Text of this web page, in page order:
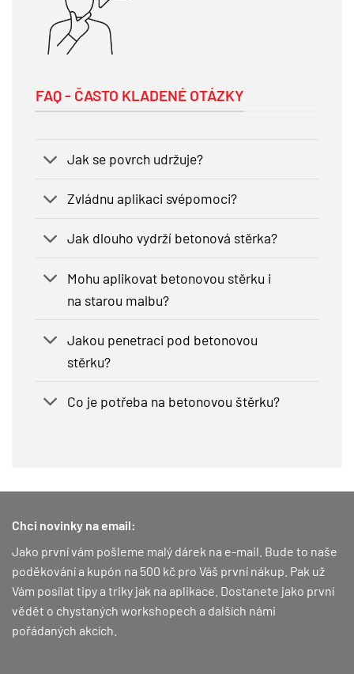
FAQ - ČASTO KLADENÉ OTÁZKY
Jak se povrch udržuje?
Zvládnu aplikaci svépomoci?
Jak dlouho vydrží betonová stěrka?
Mohu aplikovat betonovou stěrku i
na starou malbu?
Jakou penetraci pod betonovou
stěrku?
Co je potřeba na betonovou štěrku?
Chci novinky na email:
Jako první vám pošleme malý dárek na e-mail. Bude to naše
poděkování a kupón na 500 kč pro Váš první nákup. Pak už
Vám posílat tipy a triky jak na aplikace. Dostanete jako první
vědět o chystaných workshopech a dalších námi
pořádaných akcích.